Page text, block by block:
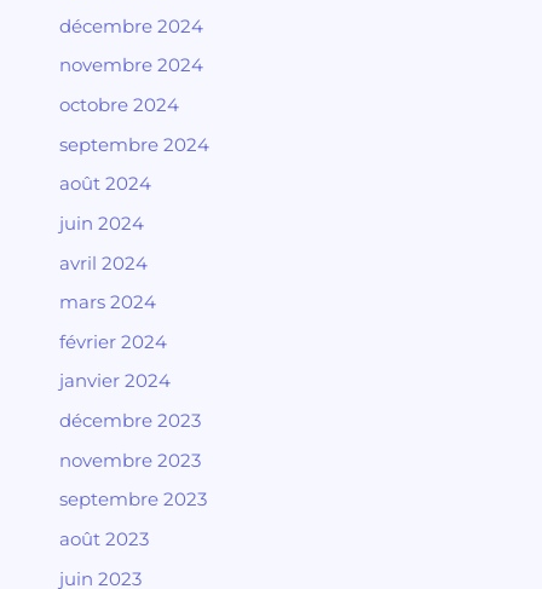
décembre 2024
novembre 2024
octobre 2024
septembre 2024
août 2024
juin 2024
avril 2024
mars 2024
février 2024
janvier 2024
décembre 2023
novembre 2023
septembre 2023
août 2023
juin 2023